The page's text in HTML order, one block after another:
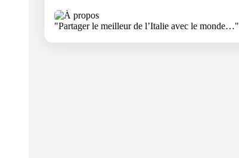
"Partager le meilleur de l’Italie avec le monde…"